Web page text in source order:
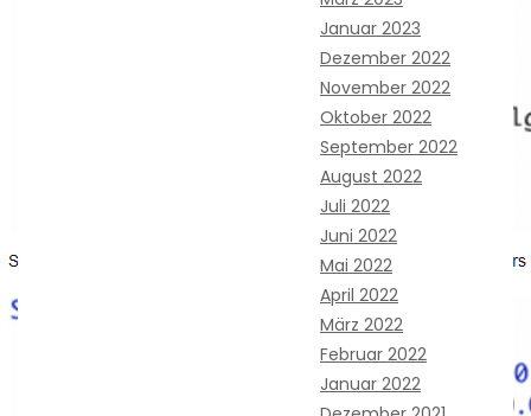
Januar 2023
Dezember 2022
November 2022
Oktober 2022
September 2022
August 2022
Juli 2022
Juni 2022
Mai 2022
April 2022
März 2022
Februar 2022
Januar 2022